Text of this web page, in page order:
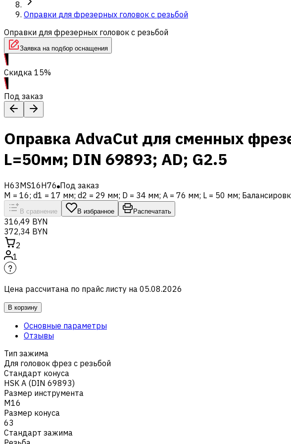
Оправки для фрезерных головок с резьбой
Оправки для фрезерных головок с резьбой
Заявка на подбор оснащения
Скидка 15%
Под заказ
Оправка AdvaCut для сменных
L=50мм; DIN 69893; AD; G2.5
H63MS16H76 Под заказ
M = 16; d1 = 17 мм; d2 = 29 мм; D = 34 мм; A = 76 мм; L = 50 мм;
В сравнение В избранное Распечатать
316,49 BYN
372,34 BYN
2
1
Цена рассчитана по прайс листу на 05.08.2026
В корзину
Основные параметры
Отзывы
Тип зажима
Для головок фрез с резьбой
Стандарт конуса
HSK A (DIN 69893)
Размер инструмента
M16
Размер конуса
63
Стандарт зажима